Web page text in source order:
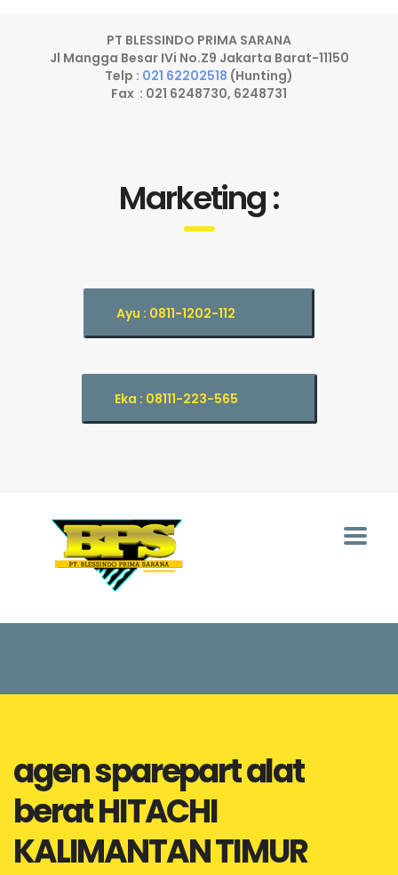
PT BLESSINDO PRIMA SARANA
Jl Mangga Besar IVi No.Z9 Jakarta Barat-11150
Telp : 021 62202518 (Hunting)
Fax : 021 6248730, 6248731
Marketing :
Ayu : 0811-1202-112
Eka : 08111-223-565
agen sparepart alat
berat HITACHI
KALIMANTAN TIMUR